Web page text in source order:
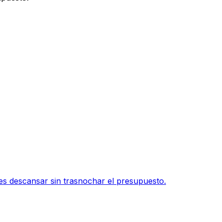
descansar sin trasnochar el presupuesto.